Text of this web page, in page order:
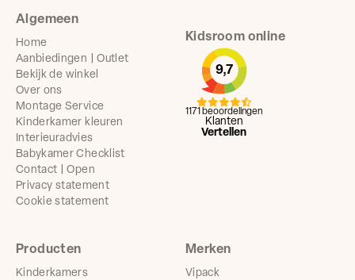
Algemeen
Home
Aanbiedingen | Outlet
Bekijk de winkel
Over ons
Montage Service
Kinderkamer kleuren
Interieuradvies
Babykamer Checklist
Contact | Open
Privacy statement
Cookie statement
Producten
Kinderkamers
Merken
Vipack
Kidsroom online
9,7
Klanten
Vertellen
1171 beoordelingen